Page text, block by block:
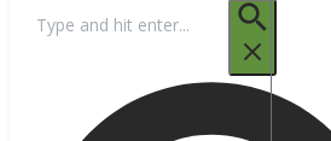
untuk: